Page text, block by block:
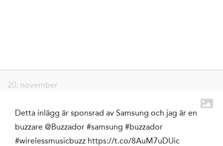
20. november
Detta inlägg är sponsrad av Samsung och jag är en
buzzare @Buzzador #samsung #buzzador
#wirelessmusicbuzz https://t.co/8AuM7uDUic